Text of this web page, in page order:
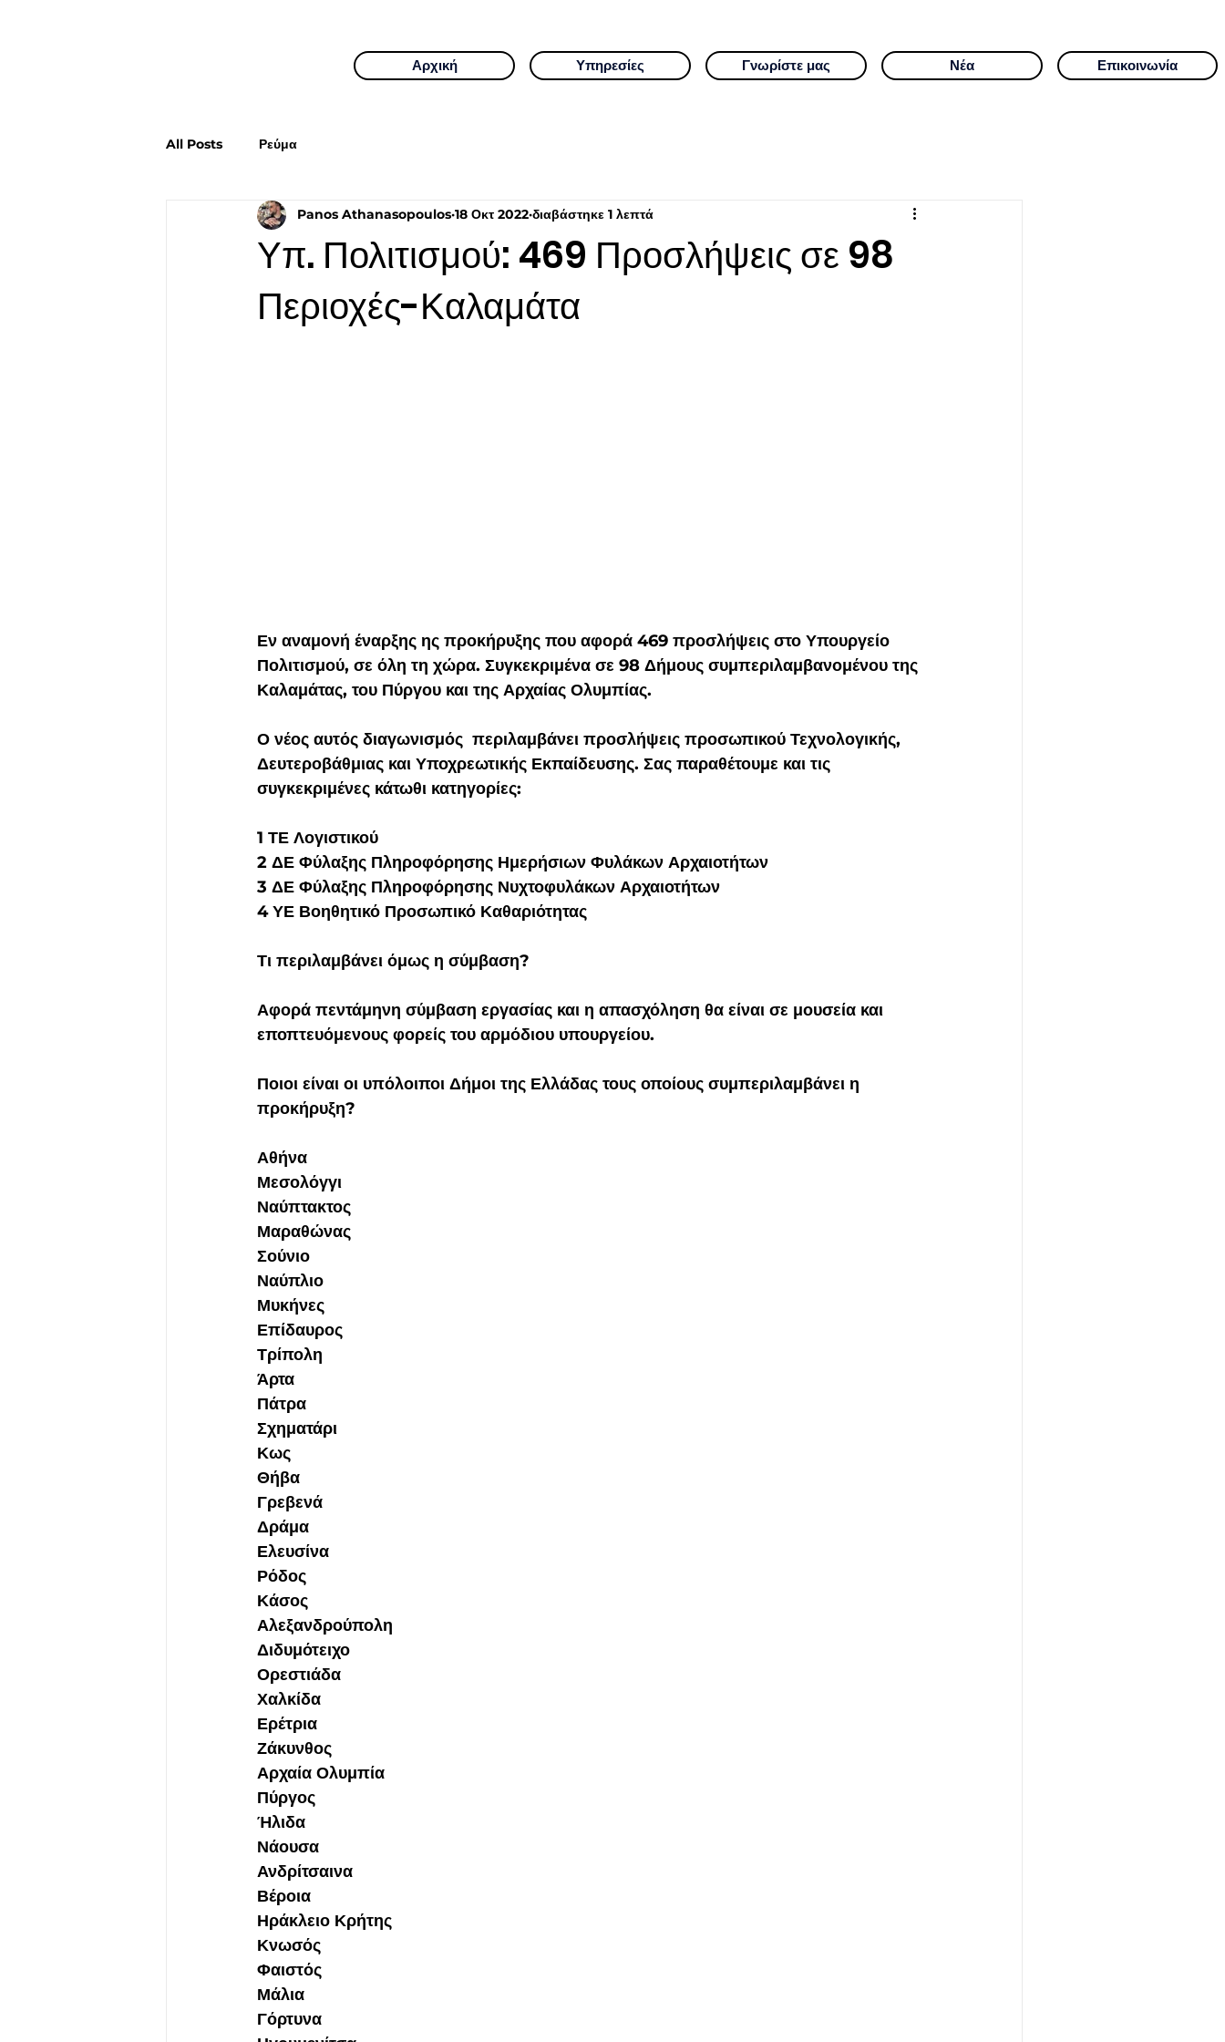
Αρχική Υπηρεσίες Γνωρίστε μας Νέα Επικοινωνία
All Posts Ρεύμα
Υπ. Πολιτισμού: 469 Προσλήψεις σε 98
Περιοχές-Καλαμάτα
Panos Athanasopoulos 18 Οκτ 2022 διαβάστηκε 1 λεπτά
Εν αναμονή έναρξης ης προκήρυξης που αφορά 469 προσλήψεις στο Υπουργείο
Πολιτισμού, σε όλη τη χώρα. Συγκεκριμένα σε 98 Δήμους συμπεριλαμβανομένου της
Καλαμάτας, του Πύργου και της Αρχαίας Ολυμπίας.
Ο νέος αυτός διαγωνισμός  περιλαμβάνει προσλήψεις προσωπικού Τεχνολογικής,
Δευτεροβάθμιας και Υποχρεωτικής Εκπαίδευσης. Σας παραθέτουμε και τις
συγκεκριμένες κάτωθι κατηγορίες:
1 ΤΕ Λογιστικού
2 ΔΕ Φύλαξης Πληροφόρησης Ημερήσιων Φυλάκων Αρχαιοτήτων
3 ΔΕ Φύλαξης Πληροφόρησης Νυχτοφυλάκων Αρχαιοτήτων
4 ΥΕ Βοηθητικό Προσωπικό Καθαριότητας
Τι περιλαμβάνει όμως η σύμβαση?
Αφορά πεντάμηνη σύμβαση εργασίας και η απασχόληση θα είναι σε μουσεία και
εποπτευόμενους φορείς του αρμόδιου υπουργείου.
Ποιοι είναι οι υπόλοιποι Δήμοι της Ελλάδας τους οποίους συμπεριλαμβάνει η
προκήρυξη?
Αθήνα
Μεσολόγγι
Ναύπτακτος
Μαραθώνας
Σούνιο
Ναύπλιο
Μυκήνες
Επίδαυρος
Τρίπολη
Άρτα
Πάτρα
Σχηματάρι
Κως
Θήβα
Γρεβενά
Δράμα
Ελευσίνα
Ρόδος
Κάσος
Αλεξανδρούπολη
Διδυμότειχο
Ορεστιάδα
Χαλκίδα
Ερέτρια
Ζάκυνθος
Αρχαία Ολυμπία
Πύργος
Ήλιδα
Νάουσα
Ανδρίτσαινα
Βέροια
Ηράκλειο Κρήτης
Κνωσός
Φαιστός
Μάλια
Γόρτυνα